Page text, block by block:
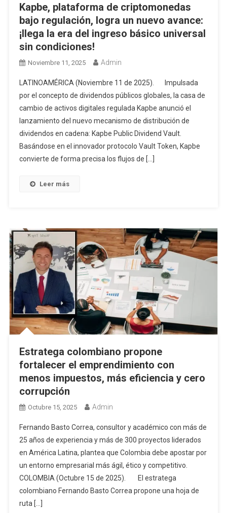
Kapbe, plataforma de criptomonedas
bajo regulación, logra un nuevo avance:
¡llega la era del ingreso básico universal
sin condiciones!
Noviembre 11, 2025 Admin
LATINOAMÉRICA (Noviembre 11 de 2025). Impulsada
por el concepto de dividendos públicos globales, la casa de
cambio de activos digitales regulada Kapbe anunció el
lanzamiento del nuevo mecanismo de distribución de
dividendos en cadena: Kapbe Public Dividend Vault.
Basándose en el innovador protocolo Vault Token, Kapbe
convierte de forma precisa los flujos de […]
Leer más
Estratega colombiano propone
fortalecer el emprendimiento con
menos impuestos, más eficiencia y cero
corrupción
Octubre 15, 2025 Admin
Fernando Basto Correa, consultor y académico con más de
25 años de experiencia y más de 300 proyectos liderados
en América Latina, plantea que Colombia debe apostar por
un entorno empresarial más ágil, ético y competitivo.
COLOMBIA (Octubre 15 de 2025). El estratega
colombiano Fernando Basto Correa propone una hoja de
ruta […]